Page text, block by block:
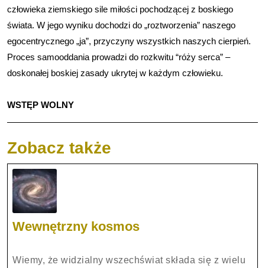
człowieka ziemskiego sile miłości pochodzącej z boskiego
świata. W jego wyniku dochodzi do „roztworzenia” naszego
egocentrycznego „ja”, przyczyny wszystkich naszych cierpień.
Proces samooddania prowadzi do rozkwitu “róży serca” –
doskonałej boskiej zasady ukrytej w każdym człowieku.
WSTĘP WOLNY
Zobacz także
Wewnętrzny kosmosWewnętrzny
Wiemy, że widzialny wszechświat składa się z wielu